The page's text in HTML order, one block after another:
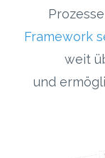
Framework
weit
und